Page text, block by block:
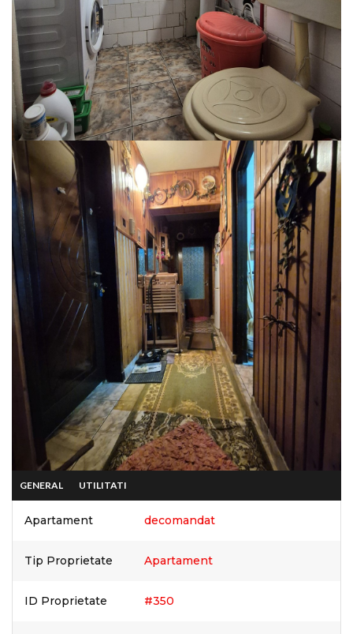
GENERAL UTILITATI
Apartament decomandat
Tip Proprietate Apartament
ID Proprietate #350